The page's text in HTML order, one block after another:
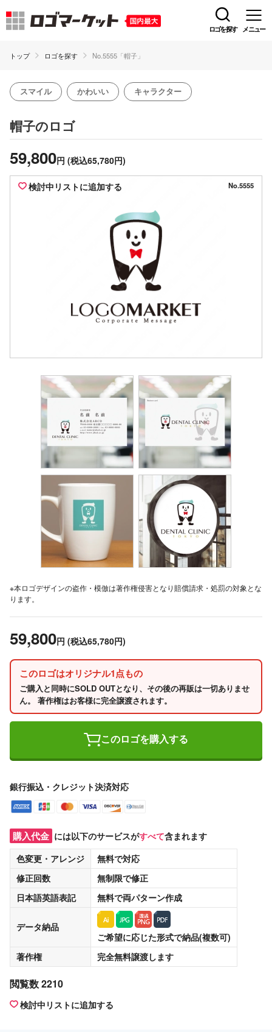
ロゴを探す メニュー
トップ ロゴを探す No.5555「帽子」
スマイル かわいい キャラクター
帽子のロゴ
59,800円 (税込65,780円)
検討中リストに追加する No.5555
※本ロゴデザインの盗作・模倣は著作権侵害となり賠償請求・処罰の対象とな
ります。
59,800円 (税込65,780円)
このロゴはオリジナル1点もの
ご購入と同時にSOLD OUTとなり、その後の再販は一切ありませ
ん。 著作権はお客様に完全譲渡されます。
このロゴを購入する
銀行振込・クレジット決済対応
購入代金 には以下のサービスがすべて含まれます
色変更・アレンジ
無料で対応
修正回数
無制限で修正
日本語英語表記
無料で両パターン作成
データ納品
ご希望に応じた形式で納品(複数可)
著作権
完全無料譲渡します
閲覧数 2210
検討中リストに追加する